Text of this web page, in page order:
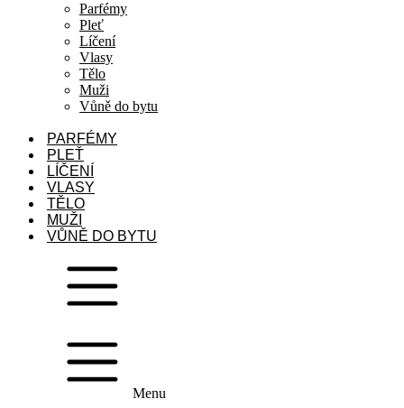
Parfémy
Pleť
Líčení
Vlasy
Tělo
Muži
Vůně do bytu
PARFÉMY
PLEŤ
LÍČENÍ
VLASY
TĚLO
MUŽI
VŮNĚ DO BYTU
Menu